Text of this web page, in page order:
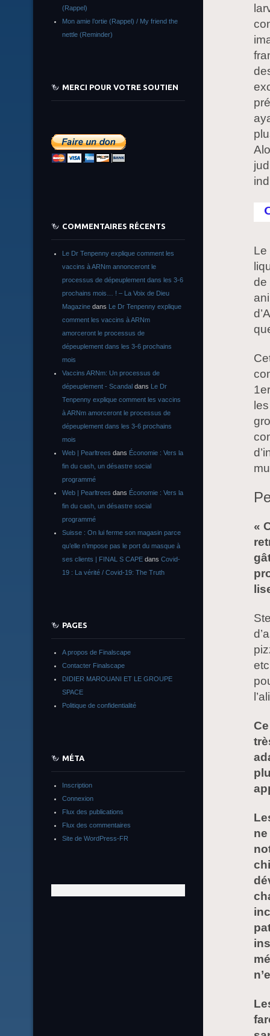
Le
de
«
(Rappel)
Mon amie l’ortie (Rappel) / My friend the
nettle (Reminder)
MERCI POUR VOTRE SOUTIEN
COMMENTAIRES RÉCENTS
Le Dr Tenpenny explique comment les
vaccins à ARNm annonceront le
processus de dépeuplement dans les 3-6
prochains mois… ! – La Voix de Dieu
Magazine dans Le Dr Tenpenny explique
comment les vaccins à ARNm
amorceront le processus de
dépeuplement dans les 3-6 prochains
mois
Vaccins ARNm: Un processus de
dépeuplement - Scandal dans Le Dr
Tenpenny explique comment les vaccins
à ARNm amorceront le processus de
dépeuplement dans les 3-6 prochains
mois
Web | Pearltrees dans Économie : Vers la
fin du cash, un désastre social
programmé
Web | Pearltrees dans Économie : Vers la
fin du cash, un désastre social
programmé
Suisse : On lui ferme son magasin parce
qu’elle n’impose pas le port du masque à
ses clients | FINAL S CAPE dans Covid-
19 : La vérité / Covid-19: The Truth
PAGES
A propos de Finalscape
Contacter Finalscape
DIDIER MAROUANI ET LE GROUPE
SPACE
Politique de confidentialité
MÉTA
Inscription
Connexion
Flux des publications
Flux des commentaires
Site de WordPress-FR